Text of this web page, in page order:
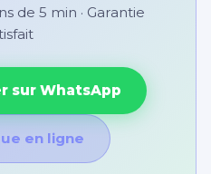
de 5 min · Garantie
sur WhatsApp
en ligne